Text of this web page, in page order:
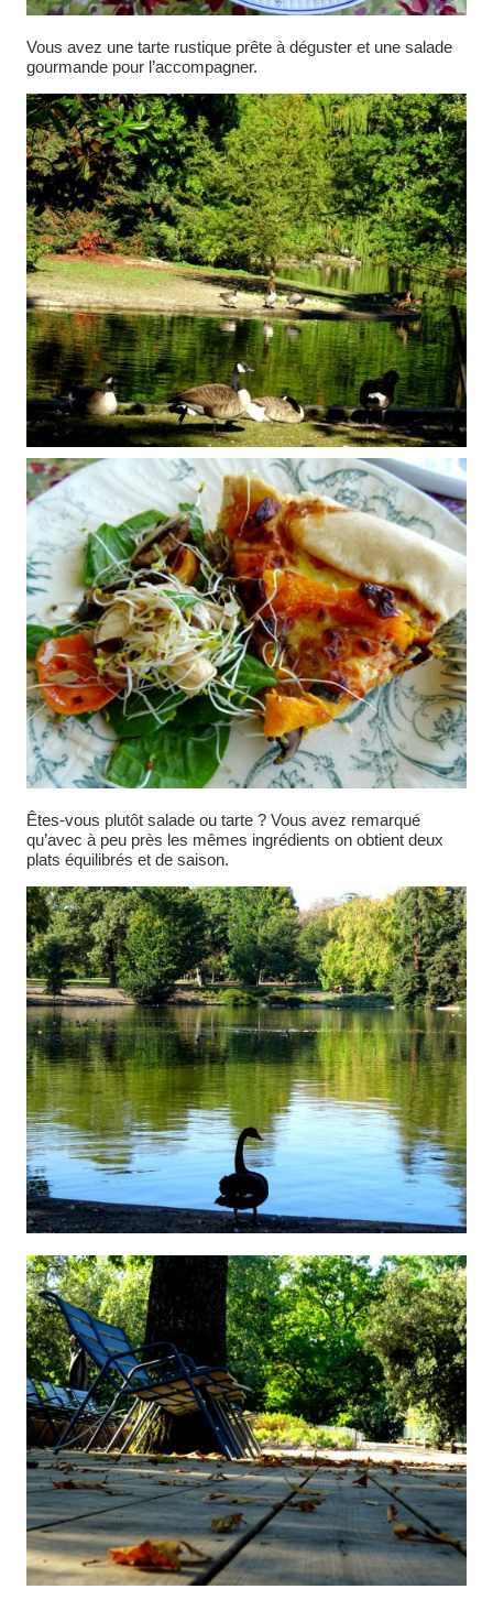
Vous avez une tarte rustique prête à déguster et une salade
gourmande pour l’accompagner.
Êtes-vous plutôt salade ou tarte ? Vous avez remarqué
qu’avec à peu près les mêmes ingrédients on obtient deux
plats équilibrés et de saison.